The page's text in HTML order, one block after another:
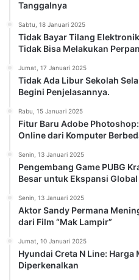
Tanggalnya
Sabtu, 18 Januari 2025
Tidak Bayar Tilang
Tidak Bisa Melakukan
Jumat, 17 Januari 2025
Tidak Ada Libur Sekolah
Begini Penjelasannya.
Rabu, 15 Januari 2025
Fitur Baru Adobe
Online dari Komputer
Senin, 13 Januari 2025
Pengembang Game PUBG
Besar untuk Ekspansi Global
Senin, 13 Januari 2025
Aktor Sandy Permana
dari Film “Mak Lampir”
Jumat, 10 Januari 2025
Hyundai Creta N Line:
Diperkenalkan